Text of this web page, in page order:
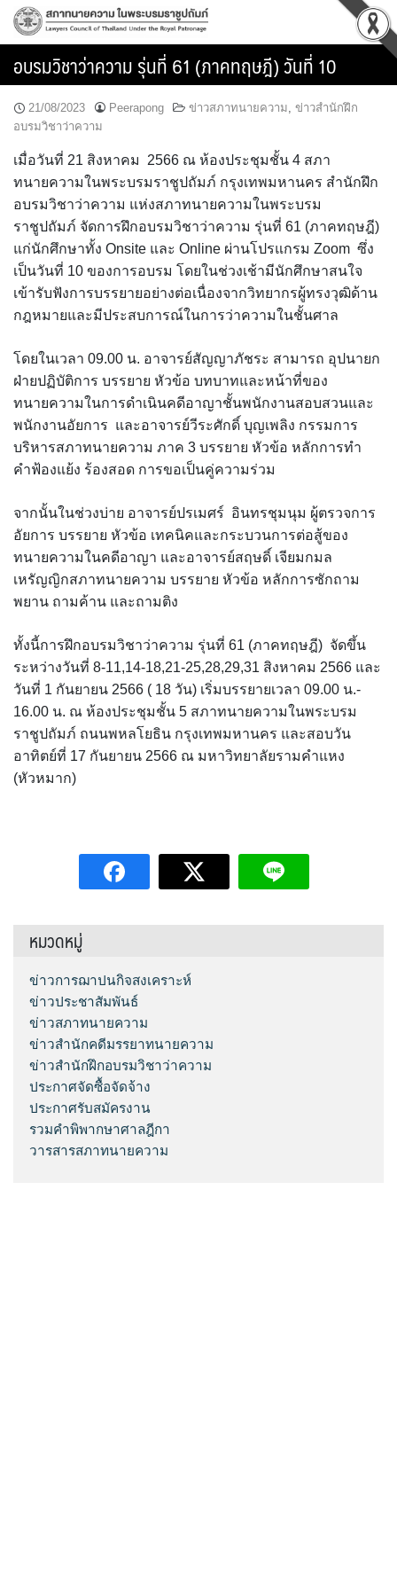
Skip
อบรมวิชาว่าความ รุ่นที่ 61 (ภาคทฤษฎี) วันที่ 10
21/08/2023 Peerapong ข่าวสภาทนายความ, ข่าวสำนักฝึก
อบรมวิชาว่าความ
เมื่อวันที่ 21 สิงหาคม 2566 ณ ห้องประชุมชั้น 4 สภา
ทนายความในพระบรมราชูปถัมภ์ กรุงเทพมหานคร สำนักฝึก
อบรมวิชาว่าความ แห่งสภาทนายความในพระบรม
ราชูปถัมภ์ จัดการฝึกอบรมวิชาว่าความ รุ่นที่ 61 (ภาคทฤษฎี)
แก่นักศึกษาทั้ง Onsite และ Online ผ่านโปรแกรม Zoom ซึ่ง
เป็นวันที่ 10 ของการอบรม โดยในช่วงเช้ามีนักศึกษาสนใจ
เข้ารับฟังการบรรยายอย่างต่อเนื่องจากวิทยากรผู้ทรงวุฒิด้าน
กฎหมายและมีประสบการณ์ในการว่าความในชั้นศาล
โดยในเวลา 09.00 น. อาจารย์สัญญาภัชระ สามารถ อุปนายก
ฝ่ายปฏิบัติการ บรรยาย หัวข้อ บทบาทและหน้าที่ของ
ทนายความในการดำเนินคดีอาญาชั้นพนักงานสอบสวนและ
พนักงานอัยการ และอาจารย์วีระศักดิ์ บุญเพลิง กรรมการ
บริหารสภาทนายความ ภาค 3 บรรยาย หัวข้อ หลักการทำ
คำฟ้องแย้ง ร้องสอด การขอเป็นคู่ความร่วม
จากนั้นในช่วงบ่าย อาจารย์ปรเมศร์ อินทรชุมนุม ผู้ตรวจการ
อัยการ บรรยาย หัวข้อ เทคนิคและกระบวนการต่อสู้ของ
ทนายความในคดีอาญา และอาจารย์สฤษดิ์ เจียมกมล
เหรัญญิกสภาทนายความ บรรยาย หัวข้อ หลักการซักถาม
พยาน ถามค้าน และถามติง
ทั้งนี้การฝึกอบรมวิชาว่าความ รุ่นที่ 61 (ภาคทฤษฎี) จัดขึ้น
ระหว่างวันที่ 8-11,14-18,21-25,28,29,31 สิงหาคม 2566 และ
วันที่ 1 กันยายน 2566 ( 18 วัน) เริ่มบรรยายเวลา 09.00 น.-
16.00 น. ณ ห้องประชุมชั้น 5 สภาทนายความในพระบรม
ราชูปถัมภ์ ถนนพหลโยธิน กรุงเทพมหานคร และสอบวัน
อาทิตย์ที่ 17 กันยายน 2566 ณ มหาวิทยาลัยรามคำแหง
(หัวหมาก)
หมวดหมู่
ข่าวการฌาปนกิจสงเคราะห์
ข่าวประชาสัมพันธ์
ข่าวสภาทนายความ
ข่าวสำนักคดีมรรยาทนายความ
ข่าวสำนักฝึกอบรมวิชาว่าความ
ประกาศจัดซื้อจัดจ้าง
ประกาศรับสมัครงาน
รวมคำพิพากษาศาลฎีกา
วารสารสภาทนายความ